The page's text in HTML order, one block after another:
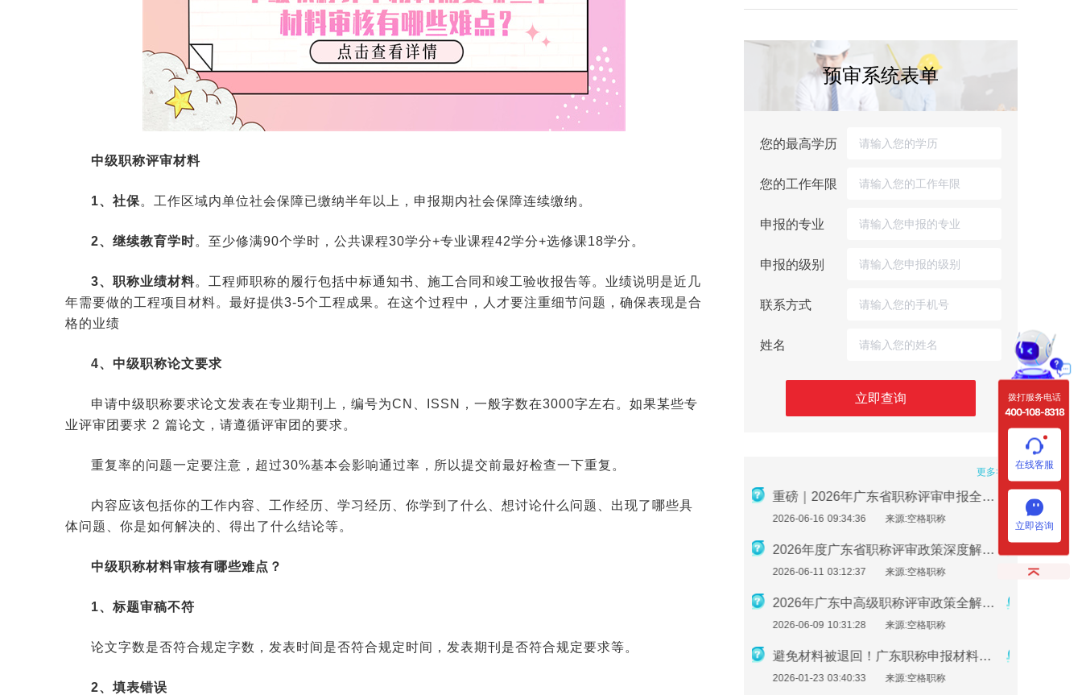
中级职称评审材料
1、社保。工作区域内单位社会保障已缴纳半年以上，申报期内社会保障连续缴纳。
2、继续教育学时。至少修满90个学时，公共课程30学分+专业课程42学分+选修课18学分。
3、职称业绩材料。工程师职称的履行包括中标通知书、施工合同和竣工验收报告等。业绩说明是近几
年需要做的工程项目材料。最好提供3-5个工程成果。在这个过程中，人才要注重细节问题，确保表现是合
格的业绩
4、中级职称论文要求
申请中级职称要求论文发表在专业期刊上，编号为CN、ISSN，一般字数在3000字左右。如果某些专
业评审团要求 2 篇论文，请遵循评审团的要求。
重复率的问题一定要注意，超过30%基本会影响通过率，所以提交前最好检查一下重复。
内容应该包括你的工作内容、工作经历、学习经历、你学到了什么、想讨论什么问题、出现了哪些具
体问题、你是如何解决的、得出了什么结论等。
中级职称材料审核有哪些难点？
1、标题审稿不符
论文字数是否符合规定字数，发表时间是否符合规定时间，发表期刊是否符合规定要求等。
2、填表错误
称？
预审系统表单
您的最高学历
您的工作年限
申报的专业
申报的级别
联系方式
姓名
立即查询
更多>>
收藏必备！广东省中级职称获取的两种方式及详细条件（2026版）
2026-01-21 09:28:28 来源:空格职称
官方发布！2025年度广东建筑工程职称评审通知要点全解读
2026-01-20 04:00:36 来源:空格职称
职称评审必备！广东省专业技术人员继续教育学时要求（2026年）
2026-01-19 10:34:29 来源:空格职称
从条件到领证：一步步教你如何评上广东省助理工程师
2026-01-16 08:26:30 来源:空格职称
2026-01-
2026-01-
拨打服务电话
400-108-8318
在线客服
立即咨询